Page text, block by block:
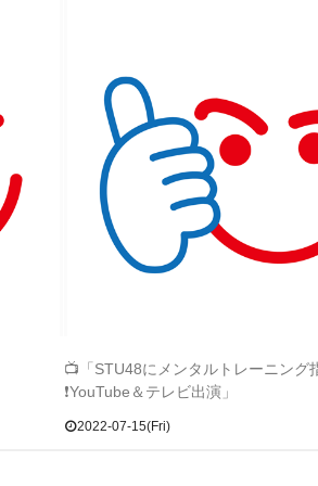
📺「STU48にメンタルトレーニング
❗YouTube＆テレビ出演」
2022-07-15(Fri)